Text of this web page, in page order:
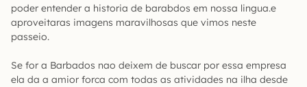
poder entender a historia de barabdos em nossa lingua.e
aproveitaras imagens maravilhosas que vimos neste
passeio.
Se for a Barbados nao deixem de buscar por essa empresa
ela da a amior forca com todas as atividades na ilha desde